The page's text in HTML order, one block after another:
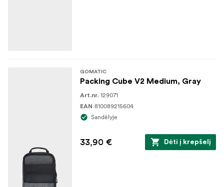
GOMATIC
Packing Cube V2 Medium, Gray
Art.nr. 129071
EAN 810089215604
Sandėlyje
33,90 € Dėti į krepšelį